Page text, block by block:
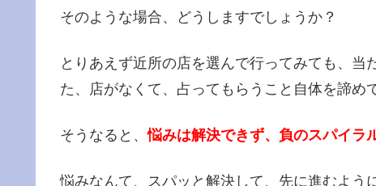
そのような場合、どうしますでしょうか？
とりあえず近所の店を選んで行ってみても、当
た、店がなくて、占ってもらうこと自体を諦め
そうなると、悩みは解決できず、負のスパイラ
悩みなんて、スパッと解決して、先に進むよう